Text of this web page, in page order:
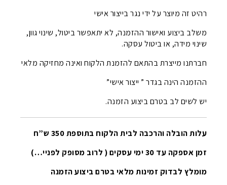
רהיט זה מיוצר על ידי נגר בייצור אישי
משלב ביצוע ואישור ההזמנה, לא יתאפשר ביטול, שינוי גוון,
שינוי מידה, או ביטול עסקה.
חברתנו מייצרת בהתאם להזמנת הלקוח ואינה מחזיקה מלאי
ההזמנה הינה בגדר ” ייצור אישי”
יש לשים לב בטרם ביצוע הזמנה.
עלות הובלה והרכבה לבית הלקוח בתוספת 350 ש”ח
זמן אספקה עד 30 ימי עסקים ( לרוב מסופק לפניי…)
מומלץ לבדוק זמינות מלאי בטרם ביצוע הזמנה